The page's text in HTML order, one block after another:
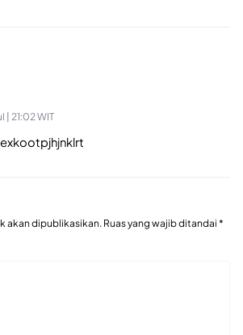
| 21:02 WIT
akan dipublikasikan. Ruas yang wajib ditandai *